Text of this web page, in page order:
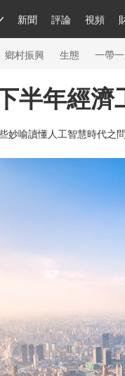
新聞 評論 視頻
習近平 聯播+ 中國
片庫 欄目大全 節目單
海外頻道 iPanda
鄉村振興 生態 一帶
共産黨員網 秧紀錄 紀
論 經濟 軍事 科技
生態環境 一帶一路
國保險 雲頂對話 雲
半年經濟
妙喻讀懂人工智慧時代之